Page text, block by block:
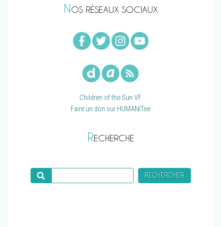
N OS RÉSEAUX SOCIAUX
Children of the Sun VF
Faire un don sur HUMANITee
RECHERCHE
RECHERCHER